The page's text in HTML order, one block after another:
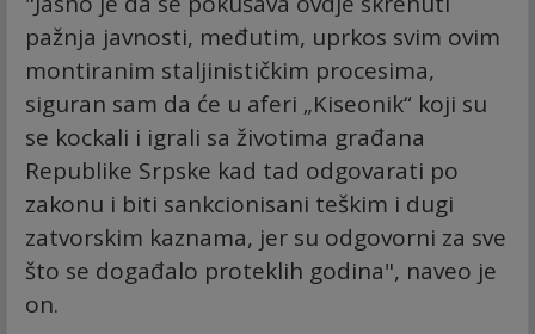
pažnja javnosti, međutim, uprkos svim ovim
montiranim staljinističkim procesima,
siguran sam da će u aferi „Kiseonik“ koji su
se kockali i igrali sa životima građana
Republike Srpske kad tad odgovarati po
zakonu i biti sankcionisani teškim i dugi
zatvorskim kaznama, jer su odgovorni za sve
što se događalo proteklih godina", naveo je
on.